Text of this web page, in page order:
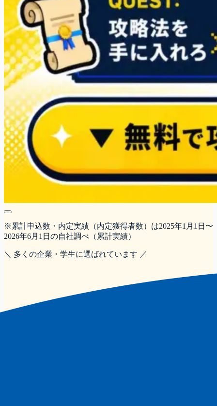
※累計申込数・内定実績（内定獲得者数）は2025年1月1日〜
2026年6月1日の自社調べ（累計実績）
＼ 多くの企業・学生に選ばれています ／